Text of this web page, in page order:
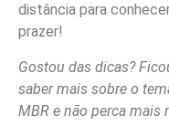
distância para
prazer!
Gostou das dicas?
saber mais sobre o
MBR e não perca mais